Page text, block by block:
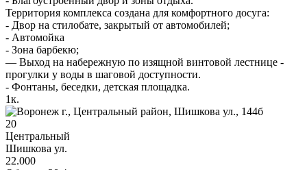
Территория комплекса создана для комфортного досуга:
- Двор на стилобате, закрытый от автомобилей;
- Автомойка
- Зона барбекю;
— Выход на набережную по изящной винтовой лестнице -
прогулки у воды в шаговой доступности.
- Фонтаны, беседки, детская площадка.
1к.
20
Центральный
Шишкова ул.
22.000